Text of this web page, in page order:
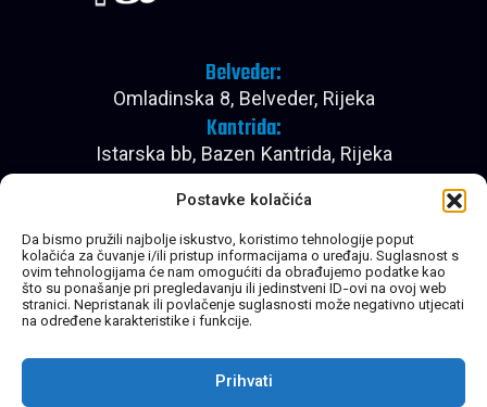
Postavke kolačića
Da bismo pružili najbolje iskustvo, koristimo tehnologije poput
kolačića za čuvanje i/ili pristup informacijama o uređaju. Suglasnost s
ovim tehnologijama će nam omogućiti da obrađujemo podatke kao
što su ponašanje pri pregledavanju ili jedinstveni ID-ovi na ovoj web
stranici. Nepristanak ili povlačenje suglasnosti može negativno utjecati
na određene karakteristike i funkcije.
Prihvati
Belveder:
Omladinska 8, Belveder, Rijeka
Kantrida:
Istarska bb, Bazen Kantrida, Rijeka
Pon - Pet:
08:00 - 22:30
Subota:
08:00 - 20:30
Nedjelja:
Zatvoreno